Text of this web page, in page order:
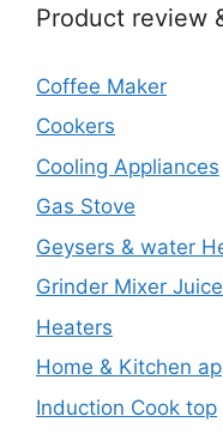
Product review
Coffee Maker
Cookers
Cooling Appliances
Gas Stove
Geysers & water
Grinder Mixer
Heaters
Home & Kitchen
Induction Cook top